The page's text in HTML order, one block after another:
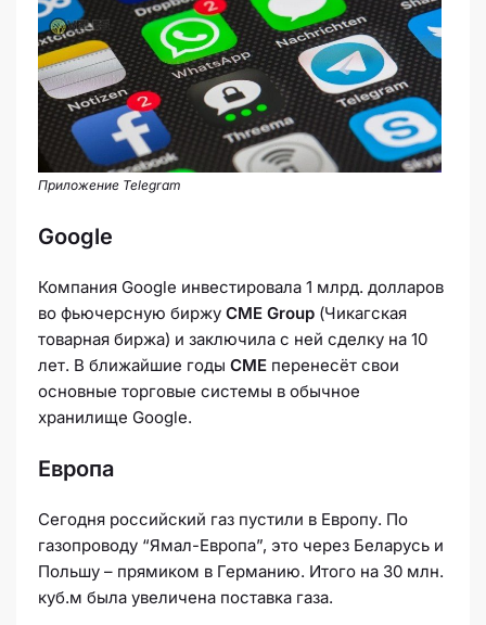
Приложение Telegram
Google
Компания Google инвестировала 1 млрд. долларов
во фьючерсную биржу CME Group (Чикагская
товарная биржа) и заключила с ней сделку на 10
лет. В ближайшие годы CME перенесёт свои
основные торговые системы в обычное
хранилище Google.
Европа
Сегодня российский газ пустили в Европу. По
газопроводу “Ямал-Европа”, это через Беларусь и
Польшу – прямиком в Германию. Итого на 30 млн.
куб.м была увеличена поставка газа.